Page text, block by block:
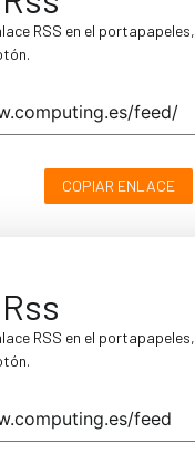
RSS en el portapapeles,
COPIAR ENLACE
RSS en el portapapeles,